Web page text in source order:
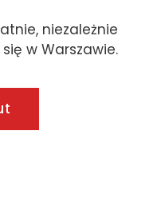
niezależnie
w Warszawie.